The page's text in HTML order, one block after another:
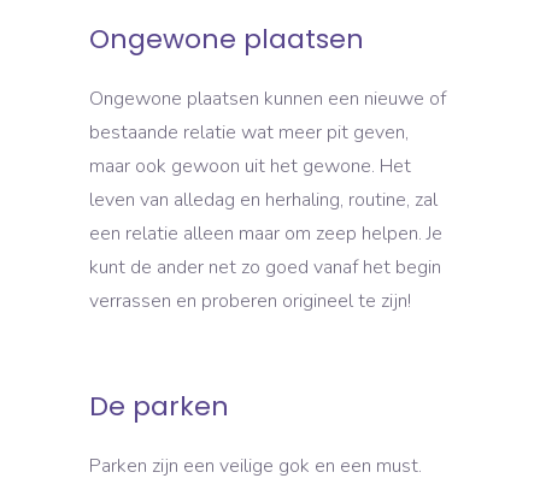
Ongewone plaatsen
Ongewone plaatsen kunnen een nieuwe of
bestaande relatie wat meer pit geven,
maar ook gewoon uit het gewone. Het
leven van alledag en herhaling, routine, zal
een relatie alleen maar om zeep helpen. Je
kunt de ander net zo goed vanaf het begin
verrassen en proberen origineel te zijn!
De parken
Parken zijn een veilige gok en een must.